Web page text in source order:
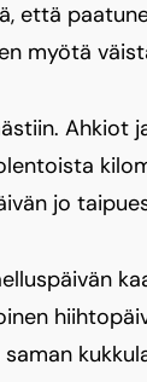
että
myötä
Ahkiot
jo
saman